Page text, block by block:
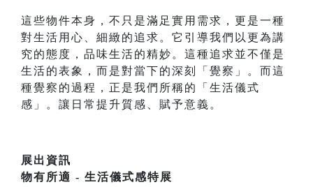
這些物件本身，不只是滿足實用需求，更是一種
對生活用心、細緻的追求。它引導我們以更為講
究的態度，品味生活的精妙。這種追求並不僅是
生活的表象，而是對當下的深刻「覺察」。而這
種覺察的過程，正是我們所稱的「生活儀式
感」。讓日常提升質感、賦予意義。
展出資訊
物有所適 - 生活儀式感特展